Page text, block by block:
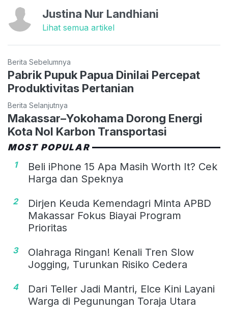
Justina Nur Landhiani
Lihat semua artikel
Berita Sebelumnya
Pabrik Pupuk Papua Dinilai Percepat
Produktivitas Pertanian
Berita Selanjutnya
Makassar–Yokohama Dorong Energi
Kota Nol Karbon Transportasi
MOST POPULAR
1
Beli iPhone 15 Apa Masih Worth It? Cek
Harga dan Speknya
2
Dirjen Keuda Kemendagri Minta APBD
Makassar Fokus Biayai Program
Prioritas
3
Olahraga Ringan! Kenali Tren Slow
Jogging, Turunkan Risiko Cedera
4
Dari Teller Jadi Mantri, Elce Kini Layani
Warga di Pegunungan Toraja Utara